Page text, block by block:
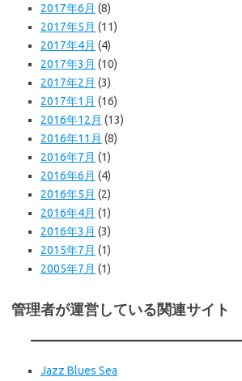
2017年6月 (8)
2017年5月 (11)
2017年4月 (4)
2017年3月 (10)
2017年2月 (3)
2017年1月 (16)
2016年12月 (13)
2016年11月 (8)
2016年7月 (1)
2016年6月 (4)
2016年5月 (2)
2016年4月 (1)
2016年3月 (3)
2015年7月 (1)
2005年7月 (1)
管理者が運営している関連サイト
Jazz Blues Sea